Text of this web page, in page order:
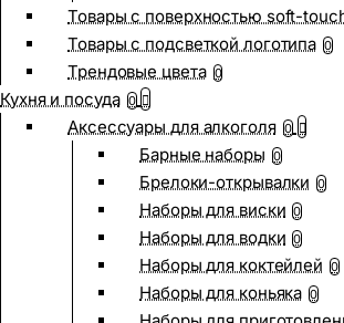
Товары с поверхностью soft-
Товары с подсветкой логотипа 0
Трендовые цвета 0
Кухня и посуда 0
Аксессуары для алкоголя 0
Барные наборы 0
Брелоки-открывалки 0
Наборы для виски 0
Наборы для водки 0
Наборы для коктейлей 0
Наборы для коньяка 0